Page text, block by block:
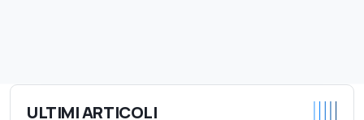
ULTIMI ARTICOLI